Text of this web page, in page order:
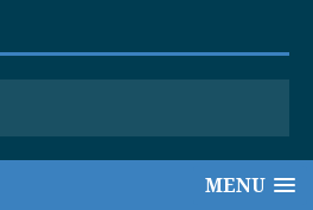
MENU